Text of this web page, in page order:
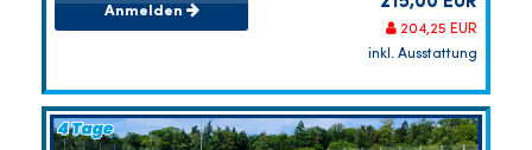
Anmelden
204,25 EUR
inkl. Ausstattung